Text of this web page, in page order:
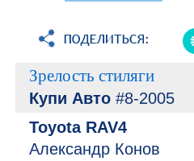
Зрелость стиляги
Купи Авто #8-2005
Toyota RAV4
Александр Конов